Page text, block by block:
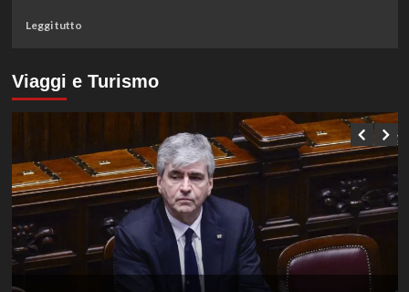
A
e
Femminile
Leggi tuttoLeggi
su
Tuffi,
Pellacani
dal
trampolino
3
Europei
Viaggi e Turismo